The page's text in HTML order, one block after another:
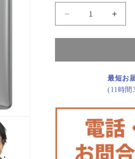
格
702SO
Xperia
XZ2
Silver
ク
SIM
Xperia
XZ2
ラ
ン
ク
美
品
SIM
フ
最短お
(11時間